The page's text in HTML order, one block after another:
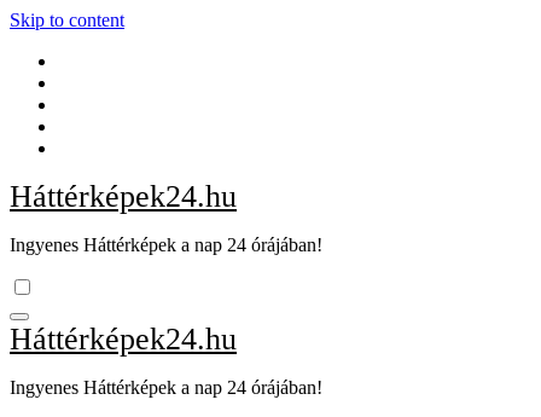
Skip to content
Háttérképek24.hu
Ingyenes Háttérképek a nap 24 órájában!
Háttérképek24.hu
Ingyenes Háttérképek a nap 24 órájában!